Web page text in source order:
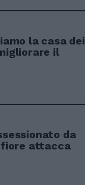
la casa dei
il
da
attacca